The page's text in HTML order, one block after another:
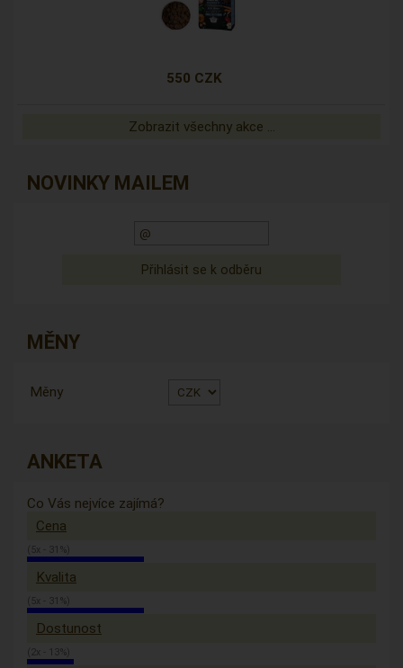
550 CZK
Zobrazit všechny akce ...
NOVINKY MAILEM
MĚNY
Měny
ANKETA
Co Vás nejvíce zajímá?
Cena
(5x - 31%)
Kvalita
(5x - 31%)
Dostunost
(2x - 13%)